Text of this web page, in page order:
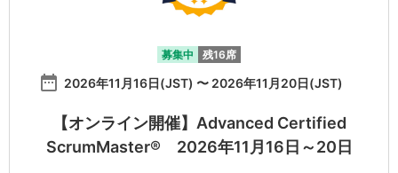
募集中 残16席
date_range 2026年11月16日(JST) 〜 2026年11月20日(JST)
【オンライン開催】Advanced Certified
ScrumMaster® 2026年11月16日～20日